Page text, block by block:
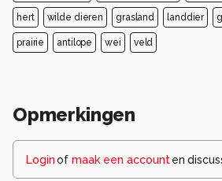
hert wilde dieren grasland landdier
prairie antilope wei veld
Opmerkingen
Loginof maak een account en